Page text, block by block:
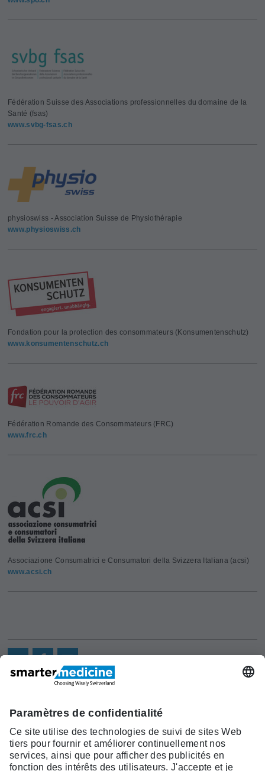
Fédération Suisse des Associations professionnelles du domaine de la
Santé (fsas)
www.svbg-fsas.ch
physioswiss - Association Suisse de Physiothérapie
www.physioswiss.ch
Fondation pour la protection des consommateurs (Konsumentenschutz)
www.konsumentenschutz.ch
Fédération Romande des Consommateurs (FRC)
www.frc.ch
Associazione Consumatrici e Consumatori della Svizzera Italiana (acsi)
www.acsi.ch
smarter
medicine?
Liste Top 5
Recherche
Contact
c/o Société Suisse de Médécine
Interne Générale
Monbijoustrasse 43, Case postale,
3001 Berne
Tél. +41 31 370 40 00, Fax +41 31